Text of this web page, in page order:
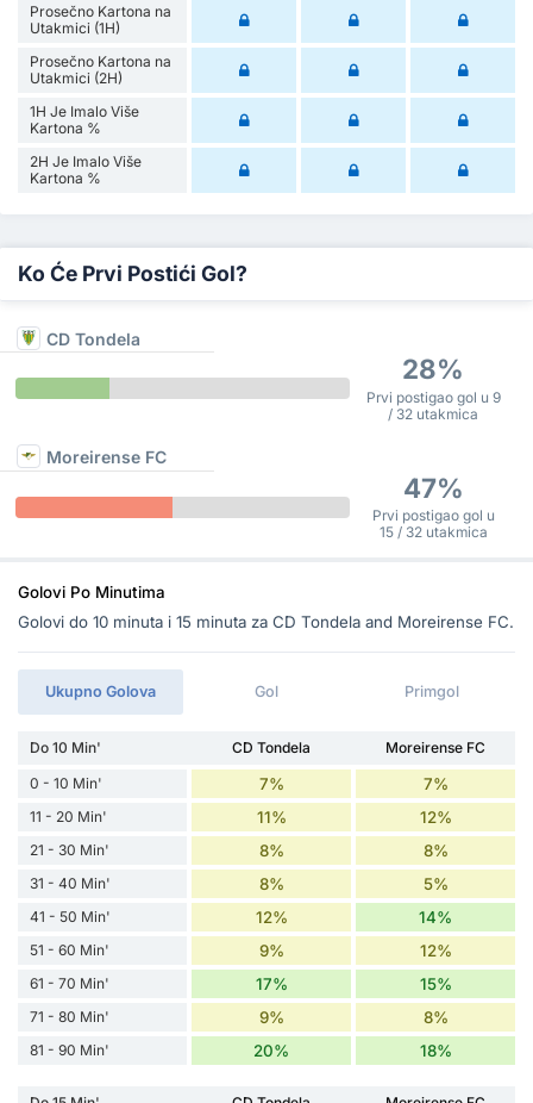
Prosečno Kartona na
Utakmici (1H)
Prosečno Kartona na
Utakmici (2H)
1H Je Imalo Više
Kartona %
2H Je Imalo Više
Kartona %
Ko Će Prvi Postići Gol?
CD Tondela
28%
Prvi postigao gol u 9
/ 32 utakmica
Moreirense FC
47%
Prvi postigao gol u
15 / 32 utakmica
Golovi Po Minutima
Golovi do 10 minuta i 15 minuta za CD Tondela and Moreirense FC.
Ukupno Golova Gol Primgol
Do 10 Min' CD Tondela
Moreirense FC
0 - 10 Min'
7% 7%
11 - 20 Min' 11% 12%
21 - 30 Min' 8% 8%
31 - 40 Min' 8% 5%
41 - 50 Min' 12% 14%
51 - 60 Min' 9% 12%
61 - 70 Min' 17% 15%
71 - 80 Min' 9% 8%
81 - 90 Min' 20% 18%